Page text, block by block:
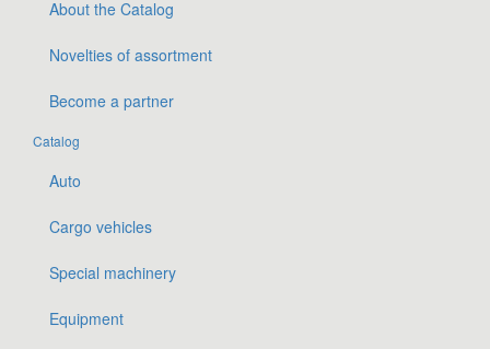
About the Catalog
Novelties of assortment
Become a partner
Catalog
Auto
Cargo vehicles
Special machinery
Equipment